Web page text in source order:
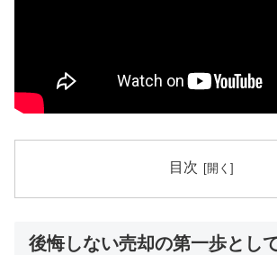
目次
後悔しない売却の第一歩とし